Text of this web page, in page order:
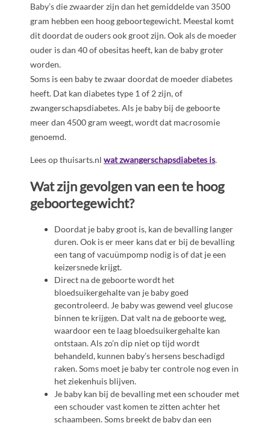
Baby’s die zwaarder zijn dan het gemiddelde van 3500
gram hebben een hoog geboortegewicht. Meestal komt
dit doordat de ouders ook groot zijn. Ook als de moeder
ouder is dan 40 of obesitas heeft, kan de baby groter
worden.
Soms is een baby te zwaar doordat de moeder diabetes
heeft. Dat kan diabetes type 1 of 2 zijn, of
zwangerschapsdiabetes. Als je baby bij de geboorte
meer dan 4500 gram weegt, wordt dat macrosomie
genoemd.
Lees op thuisarts.nl wat zwangerschapsdiabetes is.
Wat zijn gevolgen van een te hoog
geboortegewicht?
Doordat je baby groot is, kan de bevalling langer
duren. Ook is er meer kans dat er bij de bevalling
een tang of vacuümpomp nodig is of dat je een
keizersnede krijgt.
Direct na de geboorte wordt het
bloedsuikergehalte van je baby goed
gecontroleerd. Je baby was gewend veel glucose
binnen te krijgen. Dat valt na de geboorte weg,
waardoor een te laag bloedsuikergehalte kan
ontstaan. Als zo’n dip niet op tijd wordt
behandeld, kunnen baby’s hersens beschadigd
raken. Soms moet je baby ter controle nog even in
het ziekenhuis blijven.
Je baby kan bij de bevalling met een schouder met
een schouder vast komen te zitten achter het
schaambeen. Soms breekt de baby dan een